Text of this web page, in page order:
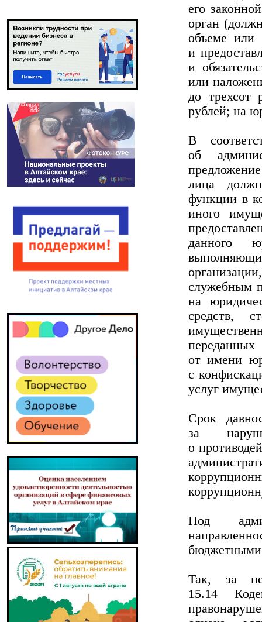
его
орган
объеме или
и
и
или
до трехсот
рублей; на
В
об
лица
функции в
иного
данного
служебным
на
средств,
от имени
с
услуг
Срок
за
о
Под
бюджетными
Так, за
15.14